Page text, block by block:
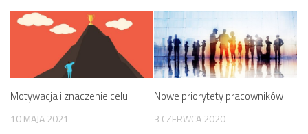
Motywacja i znaczenie celu
10 MAJA 2021
Nowe priorytety pracowników
3 CZERWCA 2020